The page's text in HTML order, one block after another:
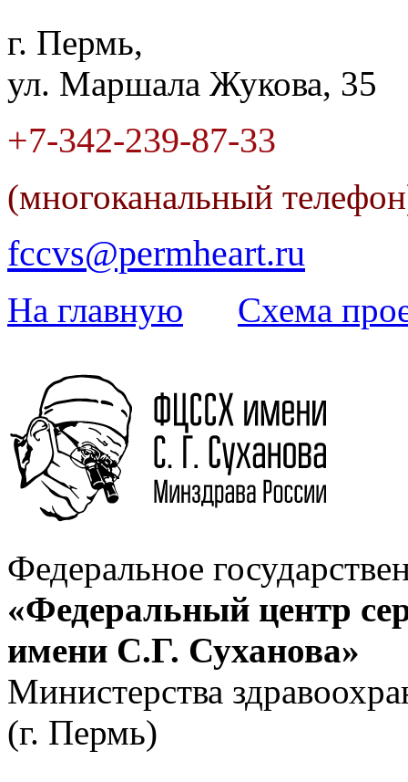
г. Пермь,
ул. Маршала Жукова, 35
+7-342-239-87-33
(многоканальный
fccvs@permheart.ru
На главную Cхема
Федеральное
«Федеральный центр
имени С.Г. Суханова»
Министерства
(г. Пермь)